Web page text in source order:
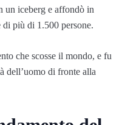
un iceberg e affondò in
più di 1.500 persone.
che scosse il mondo, e fu
dell’uomo di fronte alla